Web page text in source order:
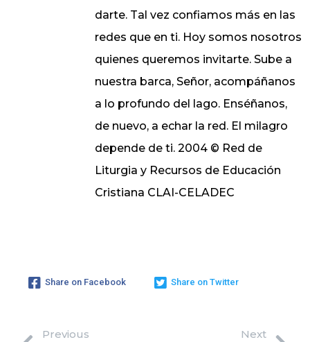
darte. Tal vez confiamos más en las
redes que en ti. Hoy somos nosotros
quienes queremos invitarte. Sube a
nuestra barca, Señor, acompáñanos
a lo profundo del lago. Enséñanos,
de nuevo, a echar la red. El milagro
depende de ti. 2004 © Red de
Liturgia y Recursos de Educación
Cristiana CLAI-CELADEC
Share on Facebook Share on Twitter
Previous Next